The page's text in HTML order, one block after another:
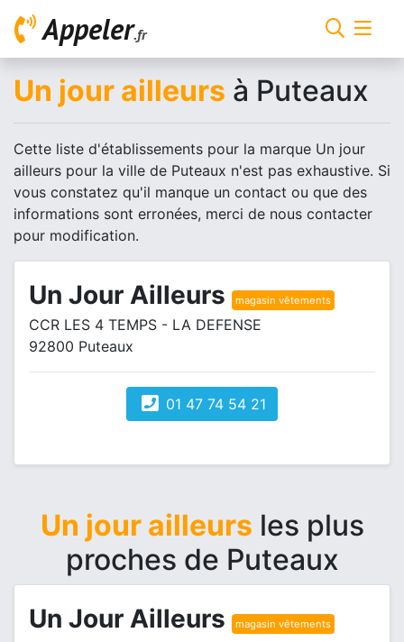
Appeler.fr
Un jour ailleurs à Puteaux
Cette liste d'établissements pour la marque Un jour
ailleurs pour la ville de Puteaux n'est pas exhaustive. Si
vous constatez qu'il manque un contact ou que des
informations sont erronées, merci de nous contacter
pour modification.
Un Jour Ailleurs magasin vêtements
CCR LES 4 TEMPS - LA DEFENSE
92800 Puteaux
01 47 74 54 21
Un jour ailleurs les plus
proches de Puteaux
Un Jour Ailleurs magasin vêtements